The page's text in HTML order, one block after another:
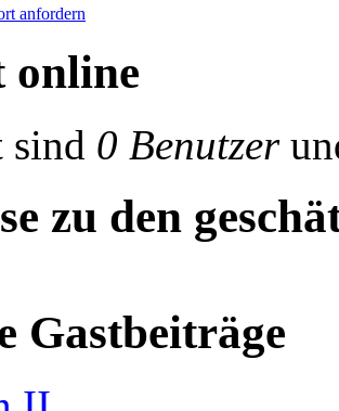
anfordern
online
sind 0 Benutzer
zu den
Gastbeiträge